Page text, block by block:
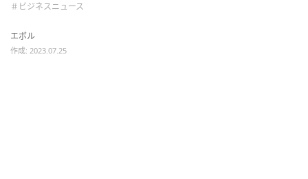
＃ビジネスニュース
エボル
作成: 2023.07.25